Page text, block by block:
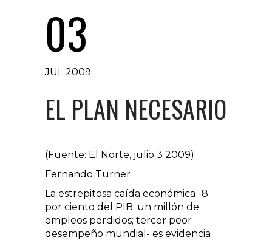
03
JUL 2009
EL PLAN NECESARIO
(Fuente: El Norte, julio 3 2009)
Fernando Turner
La estrepitosa caída económica -8
por ciento del PIB; un millón de
empleos perdidos; tercer peor
desempeño mundial- es evidencia